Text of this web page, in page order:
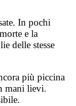
In pochi
e la
delle stesse
più piccina
mani lievi.